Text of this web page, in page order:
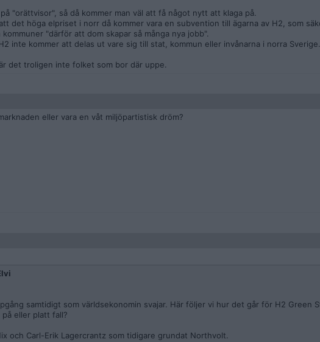
"orättvisor", så då kommer man väl att få något nytt att klaga på.
det höga elpriset i norr då kommer vara en subvention till ägarna av H2, som
"därför att dom skapar så många nya jobb".
inte kommer att delas ut vare sig till stat, kommun eller invånarna i norra Sverige.
det troligen inte folket som bor där uppe.
eller vara en våt miljöpartistisk dröm?
samtidigt som världsekonomin svajar. Här följer vi hur det går för H2 Green
eller platt fall?
och Carl-Erik Lagercrantz som tidigare grundat Northvolt.